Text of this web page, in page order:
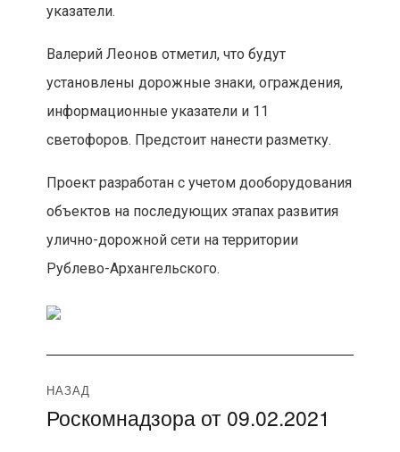
указатели.
Валерий Леонов отметил, что будут
установлены дорожные знаки, ограждения,
информационные указатели и 11
светофоров. Предстоит нанести разметку.
Проект разработан с учетом дооборудования
объектов на последующих этапах развития
улично-дорожной сети на территории
Рублево-Архангельского.
Навигация
по
НАЗАД
Предыдущая
Роскомнадзора от 09.02.2021